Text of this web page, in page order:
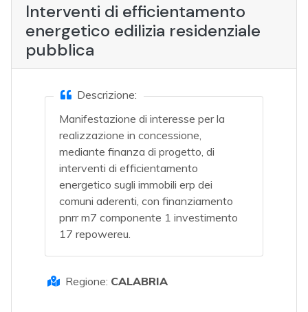
Interventi di efficientamento
energetico edilizia residenziale
pubblica
Descrizione:
Manifestazione di interesse per la
realizzazione in concessione,
mediante finanza di progetto, di
interventi di efficientamento
energetico sugli immobili erp dei
comuni aderenti, con finanziamento
pnrr m7 componente 1 investimento
17 repowereu.
Regione: CALABRIA